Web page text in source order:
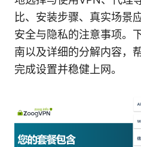
比、安装步骤、真实场景
安全与隐私的注意事项。
南以及详细的分解内容，
完成设置并稳健上网。